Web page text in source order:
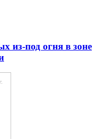
из-под огня в зоне